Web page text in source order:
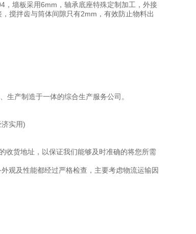
，墙板采用6mm，轴承底座特殊定制加工，外接
搅拌齿与筒体间隙只有2mm，有效防止物料出
产制造于一体的综合生产服务公司。
实用)
货地址，以保证我们能够及时准确的将您所需
及性能都经过严格检查，主要考虑物流运输因